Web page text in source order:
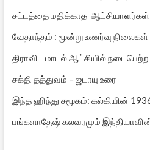
சட்டத்தை மதிக்காத ஆட்சியாளர்கள்
வேதாந்தம் : மூன்று உணர்வு நிலைகள்
திராவிட மாடல் ஆட்சியில்
சக்தி தத்துவம் – ஜடாயு உரை
இந்த ஹிந்து சமூகம்: கல்கியின்
பங்களாதேஷ் கலவரமும்